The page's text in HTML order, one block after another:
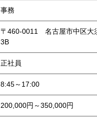
事務
〒460-0011 名古屋市中区
3B
正社員
8:45～17:00
200,000円～350,000円